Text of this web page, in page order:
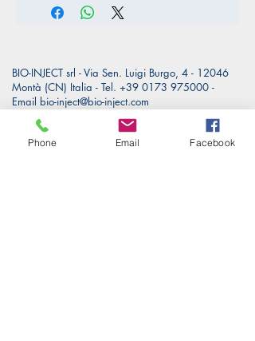
BIO-INJECT srl - Via Sen. Luigi Burgo, 4 - 12046
Montà (CN) Italia - Tel. +39 0173 975000 -
Email bio-inject@bio-inject.com
PRIVACY POLICY|COOKIE POLICY
Phone Email Facebook